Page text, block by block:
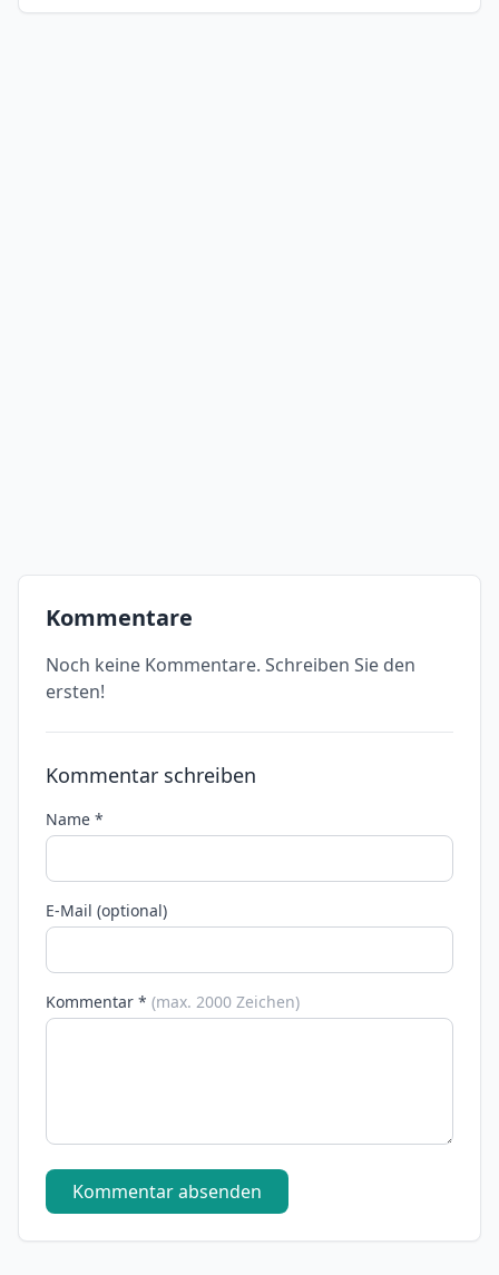
Kommentare
Noch keine Kommentare. Schreiben Sie den
ersten!
Kommentar schreiben
Name *
E-Mail (optional)
Kommentar * (max. 2000 Zeichen)
Kommentar absenden